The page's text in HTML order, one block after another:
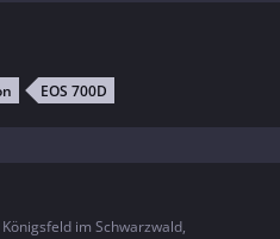
EOS 700D
im Schwarzwald,